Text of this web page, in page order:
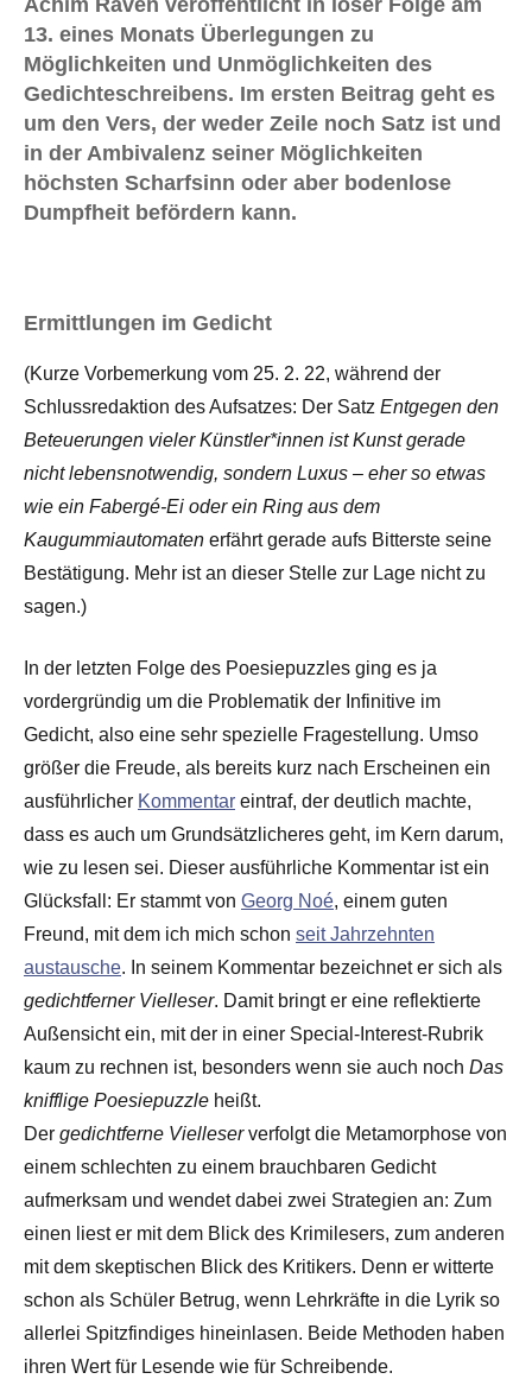
Achim Raven veröffentlicht in loser Folge am
13. eines Monats Überlegungen zu
Möglichkeiten und Unmöglichkeiten des
Gedichteschreibens. Im ersten Beitrag geht es
um den Vers, der weder Zeile noch Satz ist und
in der Ambivalenz seiner Möglichkeiten
höchsten Scharfsinn oder aber bodenlose
Dumpfheit befördern kann.
Ermittlungen im Gedicht
(Kurze Vorbemerkung vom 25. 2. 22, während der
Schlussredaktion des Aufsatzes: Der Satz Entgegen den
Beteuerungen vieler Künstler*innen ist Kunst gerade
nicht lebensnotwendig, sondern Luxus – eher so etwas
wie ein Fabergé-Ei oder ein Ring aus dem
Kaugummiautomaten erfährt gerade aufs Bitterste seine
Bestätigung. Mehr ist an dieser Stelle zur Lage nicht zu
sagen.)
In der letzten Folge des Poesiepuzzles ging es ja
vordergründig um die Problematik der Infinitive im
Gedicht, also eine sehr spezielle Fragestellung. Umso
größer die Freude, als bereits kurz nach Erscheinen ein
ausführlicher Kommentar eintraf, der deutlich machte,
dass es auch um Grundsätzlicheres geht, im Kern darum,
wie zu lesen sei. Dieser ausführliche Kommentar ist ein
Glücksfall: Er stammt von Georg Noé, einem guten
Freund, mit dem ich mich schon seit Jahrzehnten
austausche. In seinem Kommentar bezeichnet er sich als
gedichtferner Vielleser. Damit bringt er eine reflektierte
Außensicht ein, mit der in einer Special-Interest-Rubrik
kaum zu rechnen ist, besonders wenn sie auch noch Das
knifflige Poesiepuzzle heißt.
Der gedichtferne Vielleserverfolgt die Metamorphose von
einem schlechten zu einem brauchbaren Gedicht
aufmerksam und wendet dabei zwei Strategien an: Zum
einen liest er mit dem Blick des Krimilesers, zum anderen
mit dem skeptischen Blick des Kritikers. Denn er witterte
schon als Schüler Betrug, wenn Lehrkräfte in die Lyrik so
allerlei Spitzfindiges hineinlasen. Beide Methoden haben
ihren Wert für Lesende wie für Schreibende.